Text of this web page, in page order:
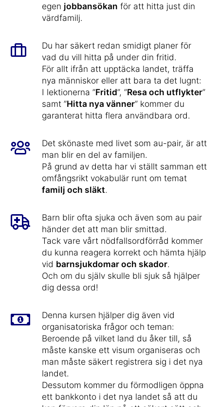
egen jobbansökan för att hitta just din
värdfamilj.
Du har säkert redan smidigt planer för
vad du vill hitta på under din fritid.
För allt ifrån att upptäcka landet, träffa
nya människor eller att bara ta det lugnt:
I lektionerna ”Fritid”, ”Resa och utflykter”
samt ”Hitta nya vänner” kommer du
garanterat hitta flera användbara ord.
Det skönaste med livet som au-pair, är att
man blir en del av familjen.
På grund av detta har vi ställt samman ett
omfångsrikt vokabulär runt om temat
familj och släkt.
Barn blir ofta sjuka och även som au pair
händer det att man blir smittad.
Tack vare vårt nödfallsordförråd kommer
du kunna reagera korrekt och hämta hjälp
vid barnsjukdomar och skador.
Och om du själv skulle bli sjuk så hjälper
dig dessa ord!
Denna kursen hjälper dig även vid
organisatoriska frågor och teman:
Beroende på vilket land du åker till, så
måste kanske ett visum organiseras och
man måste säkert registrera sig i det nya
landet.
Dessutom kommer du förmodligen öppna
ett bankkonto i det nya landet så att du